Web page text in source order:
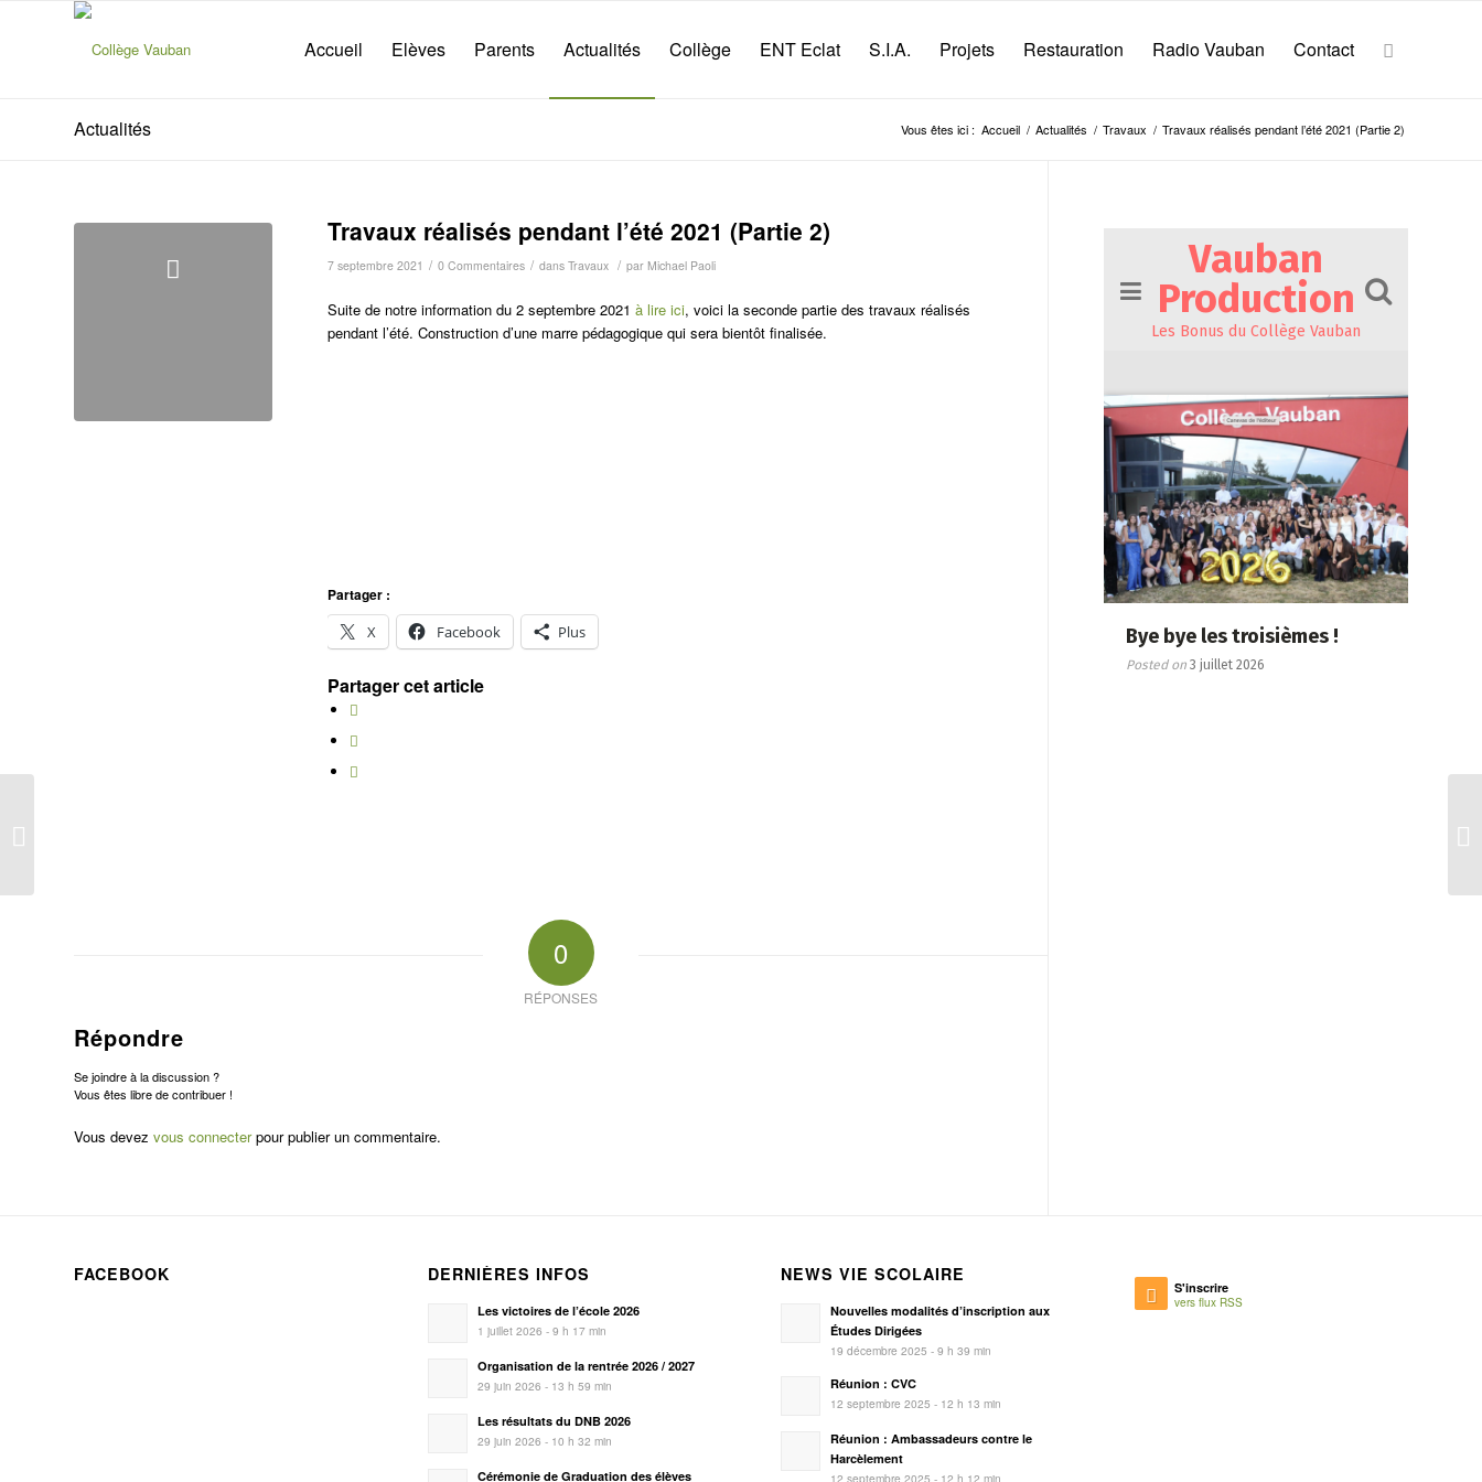
Accueil Elèves Parents Actualités Collège ENT Eclat S.I.A. Projets Restauration Radio Vauban Contact
Actualités Vous êtes ici : Accueil / Actualités / Travaux / Travaux réalisés pendant l’été 2021 (Partie 2)
Travaux réalisés pendant l’été 2021 (Partie 2)
7 septembre 2021 / 0 Commentaires / dans Travaux / par Michael Paoli
Suite de notre information du 2 septembre 2021 à lire ici, voici la seconde partie des travaux réalisés
pendant l’été. Construction d’une marre pédagogique qui sera bientôt finalisée.
Partager :
X
Facebook Plus
Partager cet article
0
RÉPONSES
Répondre
Se joindre à la discussion ?
Vous êtes libre de contribuer !
Vous devez vous connecterpour publier un commentaire.
FACEBOOK DERNIÈRES INFOS
Les victoires de l’école 2026
1 juillet 2026 - 9 h 17 min
Organisation de la rentrée 2026 / 2027
29 juin 2026 - 13 h 59 min
Les résultats du DNB 2026
29 juin 2026 - 10 h 32 min
Cérémonie de Graduation des élèves
NEWS VIE SCOLAIRE
Nouvelles modalités d’inscription aux
Études Dirigées
19 décembre 2025 - 9 h 39 min
Réunion : CVC
12 septembre 2025 - 12 h 13 min
Réunion : Ambassadeurs contre le
Harcèlement
12 septembre 2025 - 12 h 12 min
S'inscrire
vers flux RSS